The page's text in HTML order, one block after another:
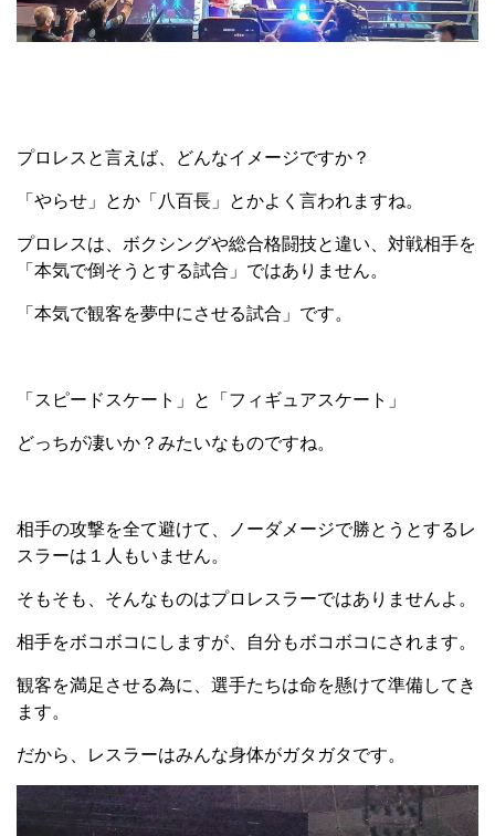
プロレスと言えば、どんなイメージですか？
「やらせ」とか「八百長」とかよく言われますね。
プロレスは、ボクシングや総合格闘技と違い、対戦相手を
「本気で倒そうとする試合」ではありません。
「本気で観客を夢中にさせる試合」です。
「スピードスケート」と「フィギュアスケート」
どっちが凄いか？みたいなものですね。
相手の攻撃を全て避けて、ノーダメージで勝とうとするレ
スラーは１人もいません。
そもそも、そんなものはプロレスラーではありませんよ。
相手をボコボコにしますが、自分もボコボコにされます。
観客を満足させる為に、選手たちは命を懸けて準備してき
ます。
だから、レスラーはみんな身体がガタガタです。